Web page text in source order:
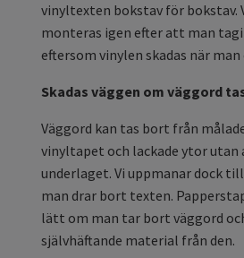
vinyltexten bokstav för bokstav.
monteras igen efter att man
eftersom vinylen skadas när man
Skadas väggen om väggord
Väggord kan tas bort från
vinyltapet och lackade ytor utan
underlaget. Vi uppmanar dock
man drar bort texten.
lätt om man tar bort väggord
självhäftande material från den.